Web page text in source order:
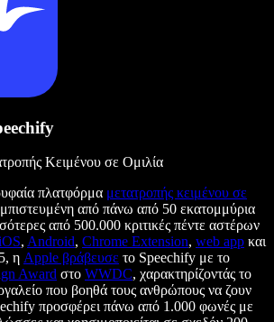
Κειμένου σε Ομιλία
πλατφόρμα μετατροπής κειμένου σε
από πάνω από 50 εκατομμύρια
από 500.000 κριτικές πέντε αστέρων
, Android, Chrome Extension, web app και
η Apple βράβευσε το Speechify με το
Award στο WWDC, χαρακτηρίζοντάς το
που βοηθά τους ανθρώπους να ζουν
προσφέρει πάνω από 1.000 φωνές με